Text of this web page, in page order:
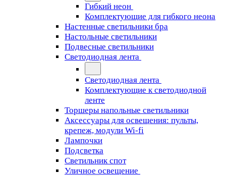
Гибкий неон
Комплектующие для гибкого неона
Настенные светильники бра
Настольные светильники
Подвесные светильники
Светодиодная лента
Светодиодная лента
Комплектующие к светодиодной
ленте
Торшеры напольные светильники
Аксессуары для освещения: пульты,
крепеж, модули Wi-fi
Лампочки
Подсветка
Светильник спот
Уличное освещение